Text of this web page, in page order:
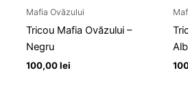
Mafia Ovăzului
Tricou Mafia Ovăzului –
Negru
100,00lei
Alb